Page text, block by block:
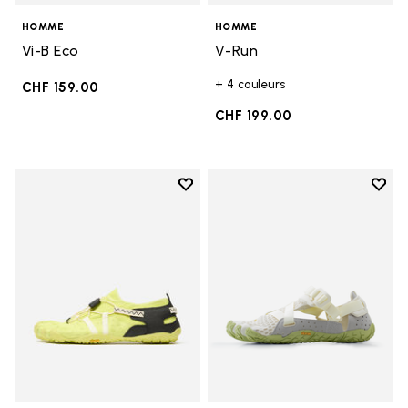
HOMME
Vi-B Eco
CHF 159.00
HOMME
V-Run
+ 4 couleurs
CHF 199.00
Add to wishlist
Add